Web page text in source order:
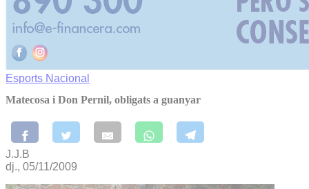
Esports Nacional
Matecosa i Don Pernil, obligats a guanyar
J.J.B
dj., 05/11/2009